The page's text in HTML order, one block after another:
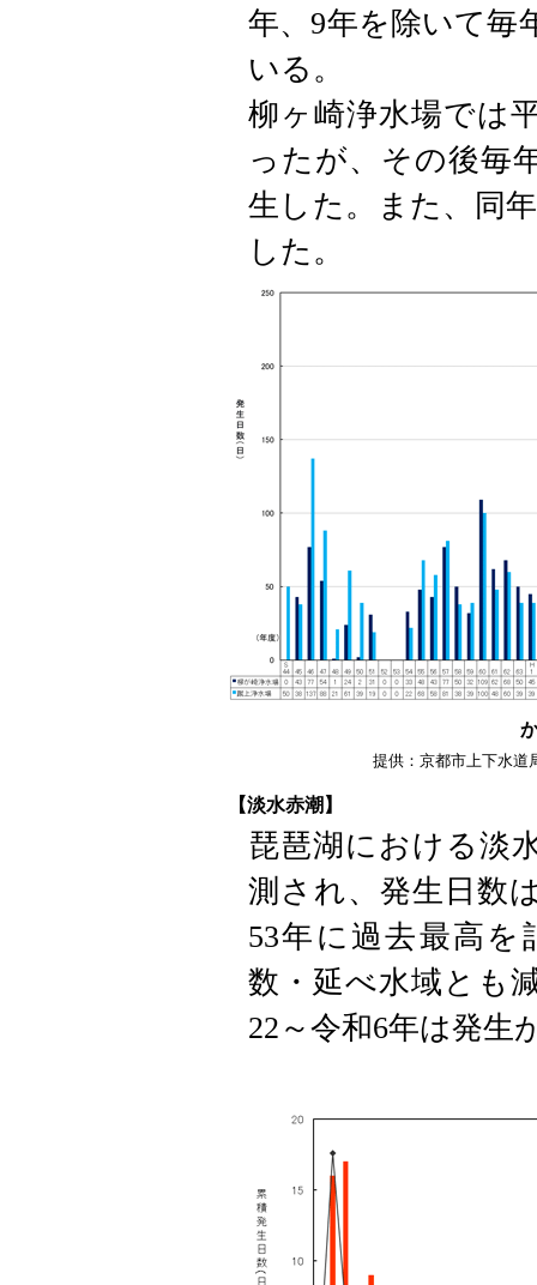
年、9年を除いて毎
いる。
柳ヶ崎浄水場では
ったが、その後毎
生した。また、同
した。
提供：京都市上下水道
【淡水赤潮】
琵琶湖における淡
測され、発生日数
53年に過去最高
数・延べ水域とも
22～令和6年は発生